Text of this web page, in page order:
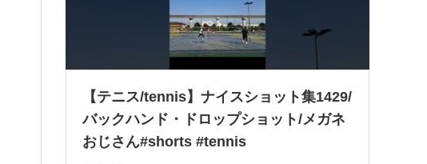
【テニス/tennis】ナイスショット集1429/
バックハンド・ドロップショット/メガネ
おじさん#shorts #tennis